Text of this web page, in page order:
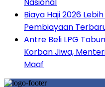
Biaya Haji 2026
Pembiayaan
Antre Beli LPG
Korban Jiwa,
Maaf